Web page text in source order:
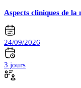
Aspects cliniques de
24/09/2026
3 jours